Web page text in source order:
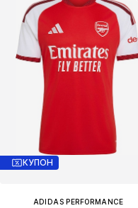
КУПОН
ADIDAS PERFORMANCE